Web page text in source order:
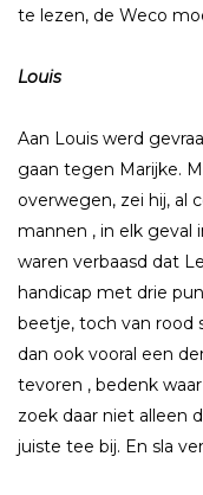
te lezen, de Weco
Louis
Aan Louis werd
gaan tegen Marijke.
overwegen, zei hij, al
mannen , in elk geval
waren verbaasd dat
handicap met drie
beetje, toch van rood
dan ook vooral een
tevoren , bedenk
zoek daar niet alleen
juiste tee bij. En sla